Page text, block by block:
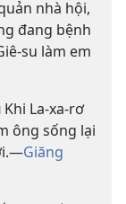
nhà hội,
đang bệnh
su làm em
Khi La-xa-rơ
ông sống lại
Giăng